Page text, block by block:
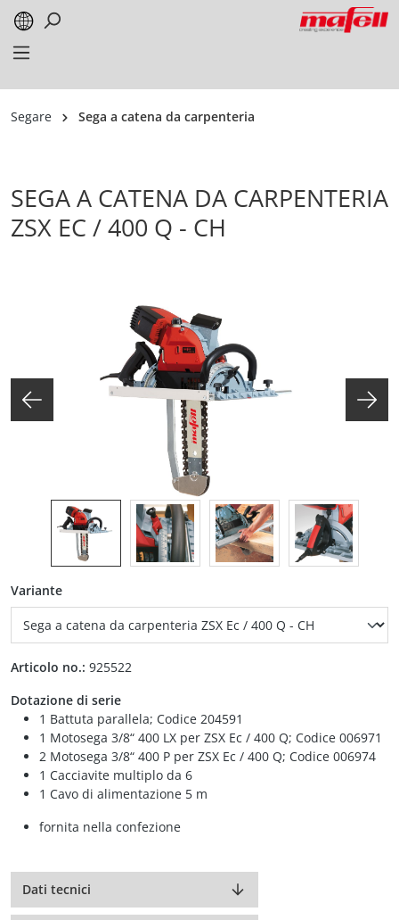
springen
Segare Sega a catena da carpenteria
SEGA A CATENA DA CARPENTERIA
ZSX EC / 400 Q - CH
Bildergalerie überspringen
Varianteauswählen
Articolo no.: 925522
Dotazione di serie
1 Battuta parallela; Codice 204591
1 Motosega 3/8“ 400 LX per ZSX Ec / 400 Q; Codice 006971
2 Motosega 3/8“ 400 P per ZSX Ec / 400 Q; Codice 006974
1 Cacciavite multiplo da 6
1 Cavo di alimentazione 5 m
fornita nella confezione
Dati tecnici